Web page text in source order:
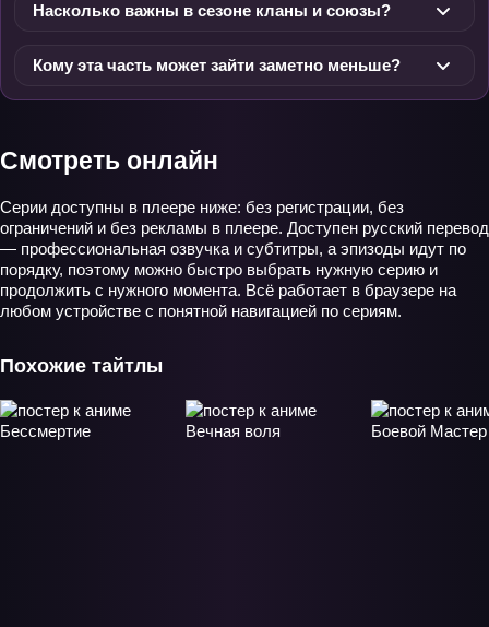
Насколько важны в сезоне кланы и союзы?
Кому эта часть может зайти заметно меньше?
Смотреть онлайн
Серии доступны в плеере ниже: без регистрации, без
ограничений и без рекламы в плеере. Доступен русский перевод
— профессиональная озвучка и субтитры, а эпизоды идут по
порядку, поэтому можно быстро выбрать нужную серию и
продолжить с нужного момента. Всё работает в браузере на
любом устройстве с понятной навигацией по сериям.
Похожие тайтлы